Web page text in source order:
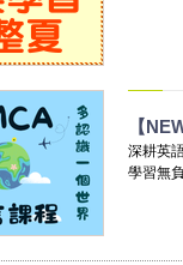
【
深耕英
學習無